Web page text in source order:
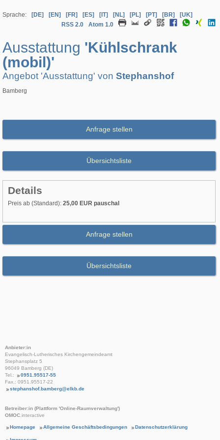
Sprache: [DE] [EN] [FR] [ES] [IT] [NL] [PL] [PT] [BR]
[UK]
RSS 2.0
Atom 1.0
Ausstattung 'Kühlschrank
(mobil)'
Angebot 'Ausstattung' von Stephanshof
Bamberg
Anfrage stellen
Übersichtsliste
Details
Preis ab (Standard): 25,00 EUR pauschal
Anfrage stellen
Übersichtsliste
Anbieter:in
Evangelisch-Lutherisches Kirchengemeindeamt
Stephansplatz 5
96049 Bamberg (DE)
Tel.:
0951.95517-55
Fax.: 0951.95517-22
stephanshof.bamberg@elkb.de
Betreiber:in (Plattform 'Online-Raumverwaltung')
OMOC.interactive
Homepage Allgemeine Geschäftsbedingungen Datenschutzerklärung